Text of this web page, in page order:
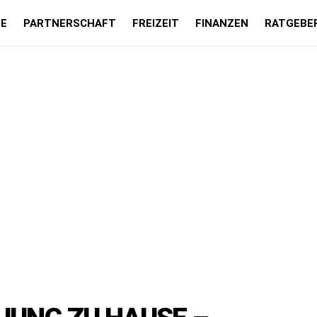
PARTNERSCHAFT FREIZEIT FINANZEN